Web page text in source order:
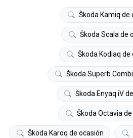
Škoda Kamiq de
Škoda Scala de
Škoda Kodiaq de
Škoda Superb
Škoda Enyaq iV
Škoda Octavia
Škoda Karoq de ocasión